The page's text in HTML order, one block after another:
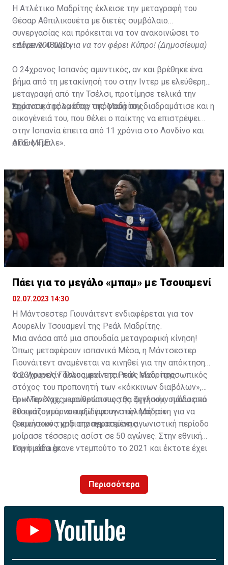
Η Ατλέτικο Μαδρίτης έκλεισε την μεταγραφή του
Θέσαρ Αθπιλικουέτα με διετές συμβόλαιο
συνεργασίας και πρόκειται να τον ανακοινώσει το
επόμενο 48ωρο.
•Δίνει 900.000 για να τον φέρει Κύπρο! (Δημοσίευμα)
Ο 24χρονος Ισπανός αμυντικός, αν και βρέθηκε ένα
βήμα από τη μετακίνησή του στην Ιντερ με ελεύθερη
μεταγραφή από την Τσέλσι, προτίμησε τελικά την
πρόταση της ομάδας της Μαδρίτης.
Σημαντικό ρόλο στην απόφασή του διαδραμάτισε και η
οικογένειά του, που θέλει ο παίκτης να επιστρέψει
στην Ισπανία έπειτα από 11 χρόνια στο Λονδίνο και
στους «μπλε».
ΑΠΕ-ΜΠΕ
Πάει για το μεγάλο «μπαμ» με Τσουαμενί
02.07.2023 14:30
Η Μάντσεστερ Γιουνάιτεντ ενδιαφέρεται για τον
Αουρελίν Τσουαμενί της Ρεάλ Μαδρίτης.
Μια ανάσα από μια σπουδαία μεταγραφική κίνηση!
Όπως μεταφέρουν ισπανικά Μέσα, η Μάντσεστερ
Γιουνάιτεντ αναμένεται να κινηθεί για την απόκτηση
του Αουρελίν Τσουαμενί της Ρεάλ Μαδρίτης.
Ο 23χρονος Γάλλος φαίνεται πως είναι προσωπικός
στόχος του προπονητή των «κόκκινων διαβόλων»,
Έρικ Τεν Χαχ, με ανθρώπους της αγγλικής ομάδας να
ετοιμάζονται να ταξιδέψουν στην Μαδρίτη για να
ξεκινήσουν τις διαπραγματεύσεις.
Οι «Μερένχες» φαίνεται πως θα ζητήσουν πάνω από
80 εκατομμύρια ευρώ για την πώλησή του.
Ο αμυντικός χαφ την περασμένη αγωνιστική περίοδο
μοίρασε τέσσερις ασίστ σε 50 αγώνες. Στην εθνική
του ομάδα έκανε ντεμπούτο το 2021 και έκτοτε έχει
Πηγή: sdna.gr
Περισσότερα